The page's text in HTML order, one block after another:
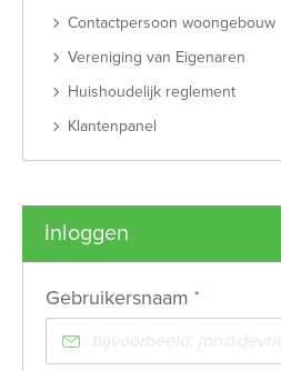
Contactpersoon woongebouw
Vereniging van Eigenaren
Huishoudelijk reglement
Klantenpanel
Inloggen
Gebruikersnaam *